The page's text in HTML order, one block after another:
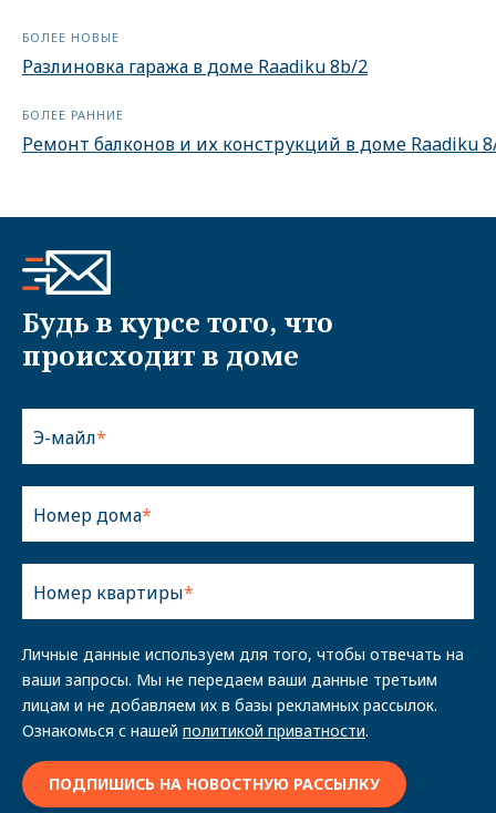
БОЛЕЕ НОВЫЕ
Разлиновка гаража в доме Raadiku 8b/2
БОЛЕЕ РАННИЕ
Ремонт балконов и их конструкций в доме Raadiku
Будь в курсе того, что
происходит в доме
Э-майл
Номер дома
Номер квартиры
Личные данные используем для того, чтобы отвечать на
ваши запросы. Мы не передаем ваши данные третьим
лицам и не добавляем их в базы рекламных рассылок.
Ознакомься с нашей политикой приватности.